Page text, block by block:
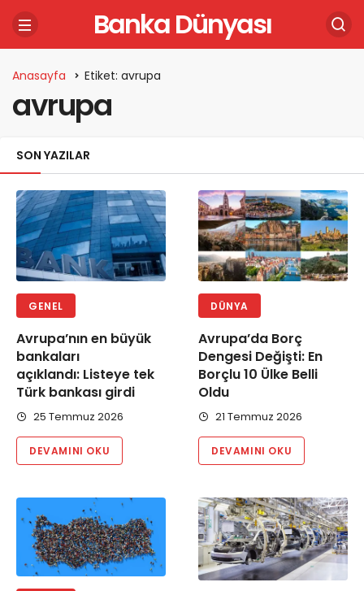
Banka Dünyası
Anasayfa Etiket: avrupa
avrupa
SON YAZILAR
GENEL
Avrupa’nın en büyük
bankaları
açıklandı: Listeye tek
Türk bankası girdi
25 Temmuz 2026
DEVAMINI OKU
DÜNYA
Avrupa’da Borç
Dengesi Değişti: En
Borçlu 10 Ülke Belli
Oldu
21 Temmuz 2026
DEVAMINI OKU